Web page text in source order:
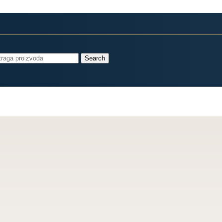
Search